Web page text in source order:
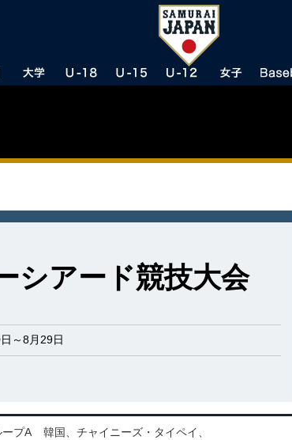
シアード競技大会
～8月29日
プA
韓国、チャイニーズ・タイペイ、